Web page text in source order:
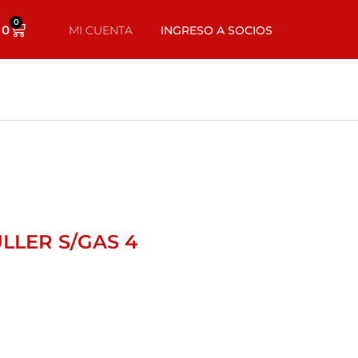
0
MI CUENTA INGRESO A SOCIOS
S/GAS 4